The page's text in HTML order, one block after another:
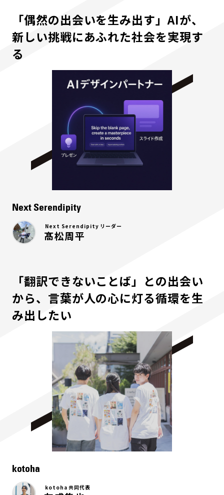
「偶然の出会いを生み出す」AIが、
新しい挑戦にあふれた社会を実現す
る
Next Serendipity
Next Serendipity リーダー
髙松周平
「翻訳できないことば」との出会い
から、言葉が人の心に灯る循環を生
み出したい
kotoha
kotoha 共同代表